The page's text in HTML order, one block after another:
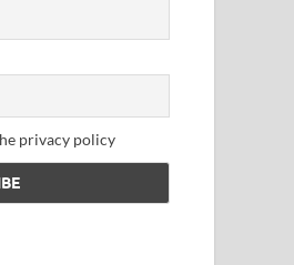
privacy policy